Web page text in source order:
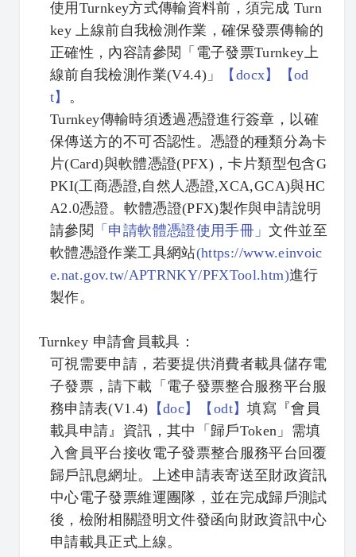
使用Turnkey方式傳輸資料前，須完成 Turn
key 上線前自我檢測作業，確保發票傳輸的
正確性，內容請參閱「電子發票Turnkey上
線前自我檢測作業(V4.4)」
【 docx】 【od
t】 。
Turnkey傳輸時須透過憑證進行簽章，以確
保傳送方的不可否認性。憑證的種類分為卡
片(Card)與軟體憑證(PFX)，卡片類型包含G
PKI(工商憑證,自然人憑證,XCA,GCA)與HC
A2.0憑證。軟體憑證(PFX)製作與申請說明
請參閱 「 申請軟體憑證使用手冊」文件並至
軟體憑證作業工具網站(https://www.einvoic
e.nat.gov.tw/APTRNKY/PFXTool.htm)進行
製作。
Turnkey 申請會員載具：
可視需要申請，若要提供消費者載具儲存電
子發票，請下載「電子發票整合服務平台服
務申請表(V1.4) 【doc】 【 odt】填寫『會員
載具申請』資訊，其中「歸戶Token」需填
入會員平台接收電子發票整合服務平台回覆
歸戶訊息網址。上述申請表寄送至財政資訊
中心電子發票維運團隊，並在完成歸戶測試
後，檢附相關證明文件發函向財政資訊中心
申請載具正式上線。